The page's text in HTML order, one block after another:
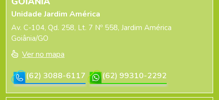
Unidade Jardim América
Av. C-104, Qd. 258, Lt. 7 Nº 558, Jardim América
Goiânia/GO
Ver no mapa
(62) 3088-6117
(62) 99310-2292